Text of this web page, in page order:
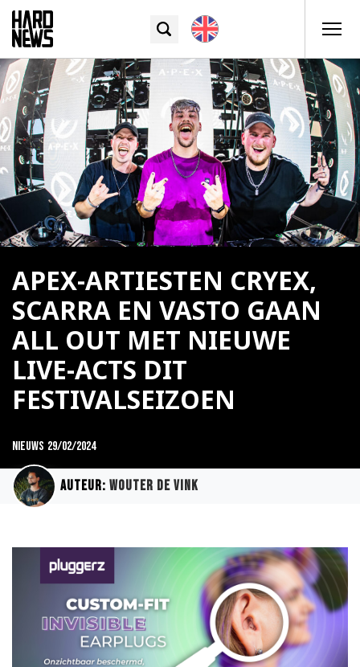
APEX-ARTIESTEN CRYEX,
SCARRA EN VASTO GAAN
ALL OUT MET NIEUWE
LIVE-ACTS DIT
FESTIVALSEIZOEN
Nieuws 29/02/2024
Auteur: Wouter de Vink